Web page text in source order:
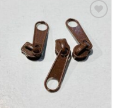
Auf die
Wunschliste